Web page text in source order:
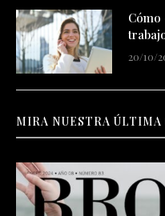
20/10/
MIRA NUESTRA